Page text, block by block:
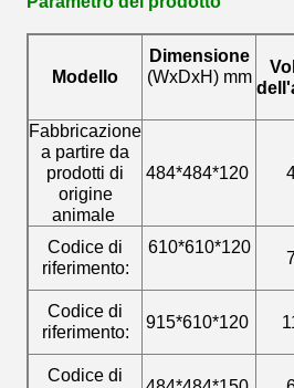
Modello
Dimensione
(WxDxH) mm
Fabbricazione
a partire da
prodotti di
origine
animale
484*484*120
Codice di
riferimento:
610*610*120
Codice di
riferimento:
915*610*120
Codice di